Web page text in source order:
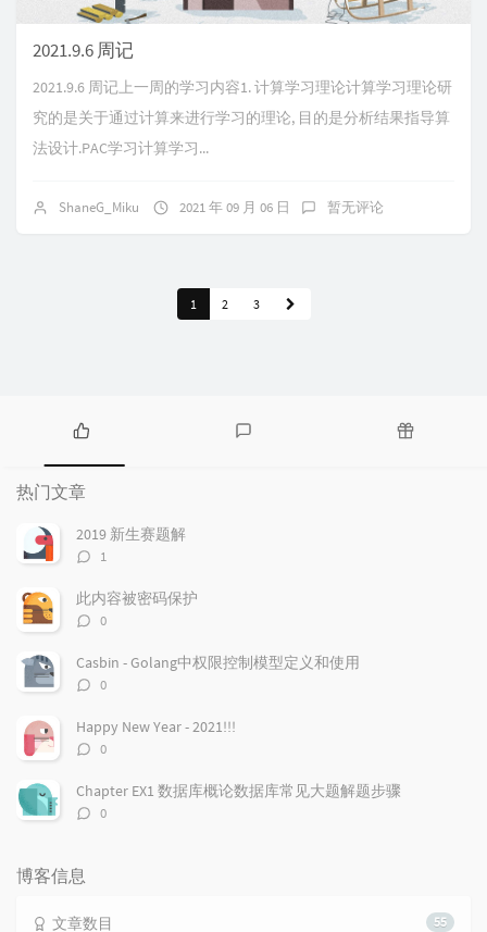
2021.9.6 周记
2021.9.6 周记上一周的学习内容1. 计算学习理论计算学习理论研
究的是关于通过计算来进行学习的理论, 目的是分析结果指导算
法设计.PAC学习计算学习...
ShaneG_Miku 2021 年 09 月 06 日 暂无评论
1 2 3
热
门
文
章
热门文章
2019 新生赛题解
评
数：
1
此内容被密码保护
评
数：
0
Casbin - Golang中权限控制模型定义和使用
评
数：
0
Happy New Year - 2021!!!
评
数：
0
Chapter EX1 数据库概论数据库常见大题解题步骤
评
0
博客信息
55
文章数目